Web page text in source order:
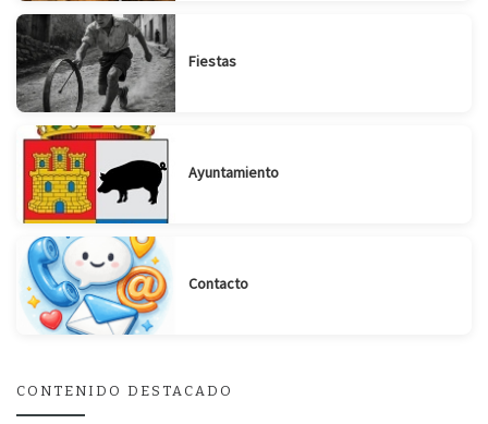
Fiestas
Ayuntamiento
Contacto
CONTENIDO DESTACADO